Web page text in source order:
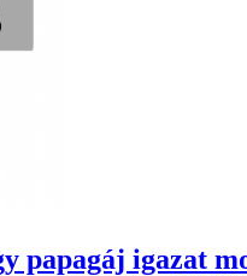
papagáj igazat